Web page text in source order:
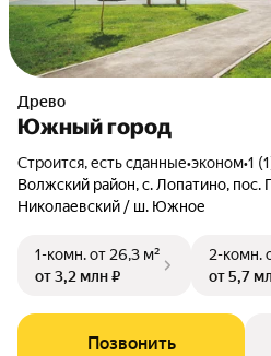
Древо
Южный город
Строится, есть сданные•эконом•1
Волжский район, с. Лопатино,
Николаевский / ш. Южное
1-комн.от 26,3 м²
от 3,2 млн ₽
2-комн.
от 5,7
Позвонить